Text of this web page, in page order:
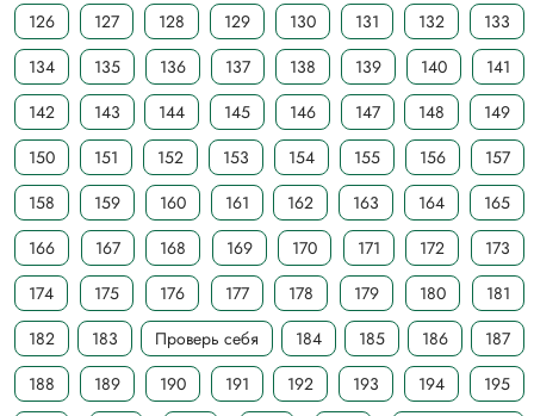
126
127 128 129 130 131 132
133
134
135 136 137 138 139 140
141
142
143 144 145 146 147 148
149
150
151 152 153 154 155 156
157
158
159 160 161 162 163 164
165
166
167 168 169 170 171 172
173
174
175 176 177 178 179 180
181
182
183 Проверь себя 184 185 186
187
188
189 190 191 192 193 194
195